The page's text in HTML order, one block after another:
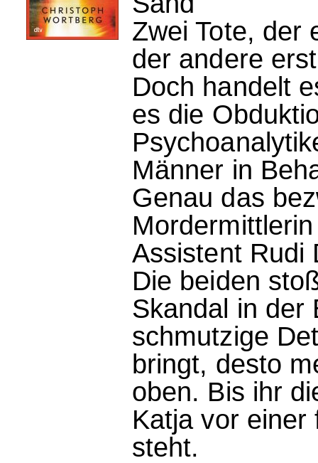
Zwei Tote, der
der andere
Doch handelt
es die
Männer in
Genau das
Assistent Rudi
Die beiden
Skandal in der
schmutzige
bringt, desto
oben. Bis ihr
Katja vor einer
steht.